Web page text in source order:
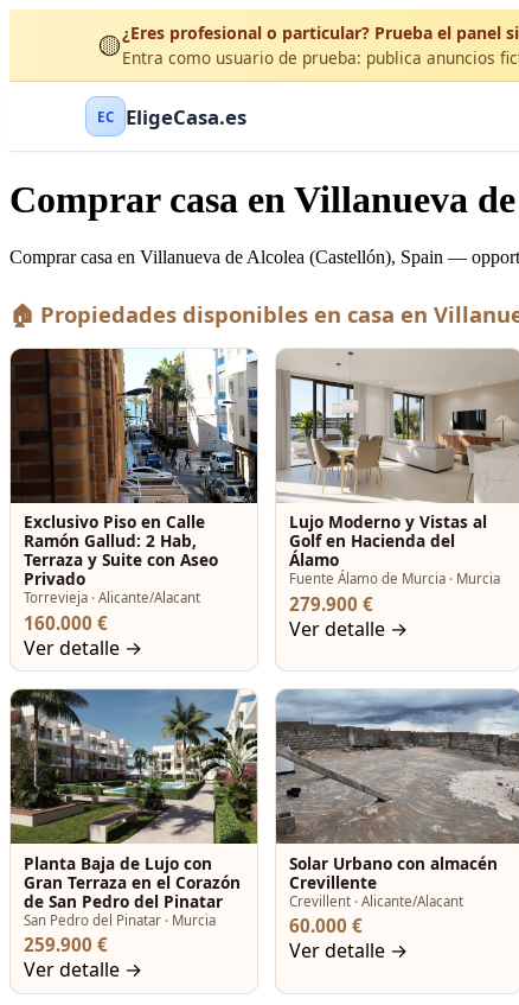
🟡¿Eres profesional o particular? Prueba el panel
Entra como usuario de prueba: publica anuncios
EC EligeCasa.es
Comprar casa en Villanueva
Comprar casa en Villanueva de Alcolea (Castellón), Spain —
🏠 Propiedades disponibles en casa en
Exclusivo Piso en Calle
Ramón Gallud: 2 Hab,
Terraza y Suite con Aseo
Privado
Torrevieja · Alicante/Alacant
160.000 €
Ver detalle →
Lujo Moderno y Vistas al
Golf en Hacienda del
Álamo
Fuente Álamo de Murcia · Murcia
279.900 €
Ver detalle →
Planta Baja de Lujo con
Gran Terraza en el Corazón
de San Pedro del Pinatar
San Pedro del Pinatar · Murcia
259.900 €
Ver detalle →
Solar Urbano con almacén
Crevillente
Crevillent · Alicante/Alacant
60.000 €
Ver detalle →